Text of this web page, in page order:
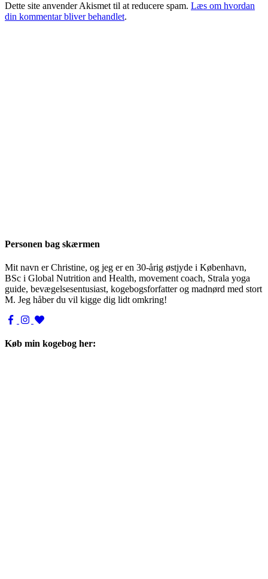
Dette site anvender Akismet til at reducere spam. Læs om hvordan
din kommentar bliver behandlet.
Personen bag skærmen
Mit navn er Christine, og jeg er en 30-årig østjyde i København,
BSc i Global Nutrition and Health, movement coach, Strala yoga
guide, bevægelsesentusiast, kogebogsforfatter og madnørd med stort
M. Jeg håber du vil kigge dig lidt omkring!
Køb min kogebog her: